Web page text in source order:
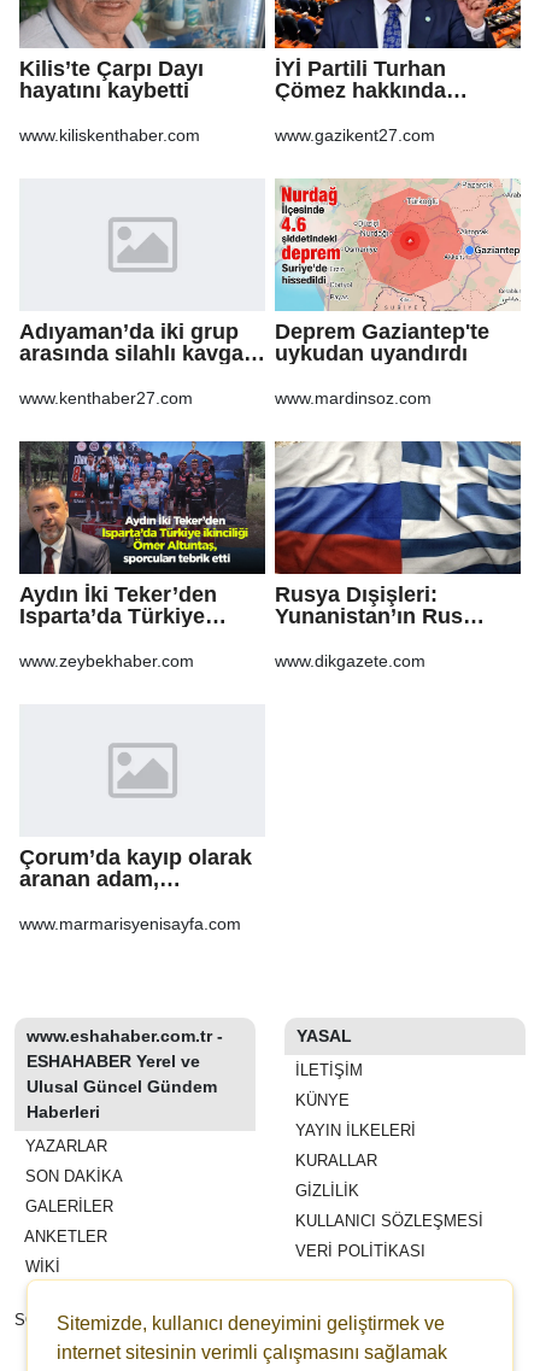
Kilis’te Çarpı Dayı
hayatını kaybetti
www.kiliskenthaber.com
İYİ Partili Turhan
Çömez hakkında
www.gazikent27.com
Adıyaman’da iki grup
arasında silahlı kavga:
www.kenthaber27.com
Deprem Gaziantep'te
uykudan uyandırdı
www.mardinsoz.com
Aydın İki Teker’den
Isparta’da Türkiye
Altuntaş, sporcuları
www.zeybekhaber.com
Rusya Dışişleri:
Yunanistan’ın Rus
ekonomiye pahalıya
www.dikgazete.com
Çorum’da kayıp olarak
aranan adam,
otomobilinin altında ölü
www.marmarisyenisayfa.com
www.eshahaber.com.tr -
ESHAHABER Yerel ve
Ulusal Güncel Gündem
Haberleri
YAZARLAR
SON DAKİKA
GALERİLER
ANKETLER
WİKİ
SÖZLEŞMESI
ESHAHABER
YASAL
İLETIŞIM
KÜNYE
YAYIN İLKELERI
KURALLAR
GIZLILIK
KULLANICI SÖZLEŞMESI
VERI POLITIKASI
Sitemizde, kullanıcı deneyimini geliştirmek ve
internet sitesinin verimli çalışmasını sağlamak